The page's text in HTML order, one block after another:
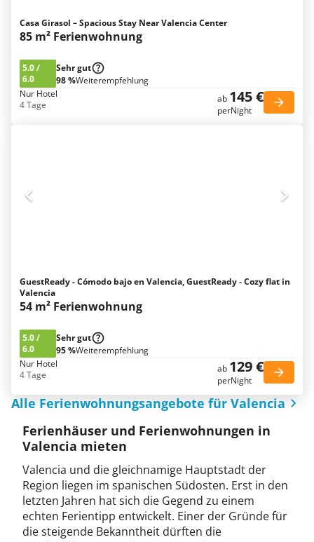
Casa Girasol – Spacious Stay Near Valencia Center
85 m² Ferienwohnung
5.0/
6.0
Sehr gut
98 %Weiterempfehlung
Nur Hotel
4 Tage
ab 145 €
perNight
GuestReady - Cómodo bajo en Valencia, GuestReady - Cozy flat in
Valencia
54 m² Ferienwohnung
5.0/
6.0
Sehr gut
95 %Weiterempfehlung
Nur Hotel
4 Tage
ab 129 €
perNight
Alle Ferienwohnungsangebote für Valencia
Ferienhäuser und Ferienwohnungen in
Valencia mieten
Valencia und die gleichnamige Hauptstadt der
Region liegen im spanischen Südosten. Erst in den
letzten Jahren hat sich die Gegend zu einem
echten Ferientipp entwickelt. Einer der Gründe für
die steigende Bekanntheit dürften die